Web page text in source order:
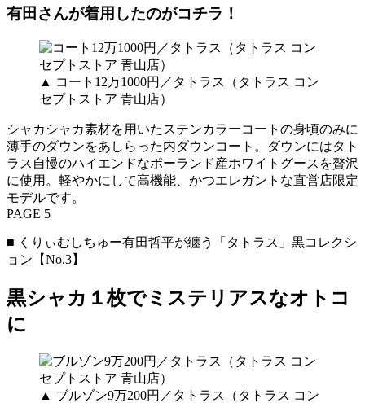
有田さんが着用したのがコチラ！
▲ コート12万1000円／タトラス（タトラス コン
セプトストア 青山店）
シャカシャカ素材を用いたステンカラーコートの身頃のみに
薄手のダウンをあしらった内ダウンコート。ダウンにはタト
ラス自慢のハイエンドなポーランド産ホワイトグースを贅沢
に使用。軽やかにして高機能、かつエレガントな直営店限定
モデルです。
PAGE 5
■ くりぃむしちゅー有田哲平が纏う「タトラス」黒コレクシ
ョン【No.3】
黒シャカ１枚でミステリアスなオトコ
に
▲ ブルゾン9万200円／タトラス（タトラス コン